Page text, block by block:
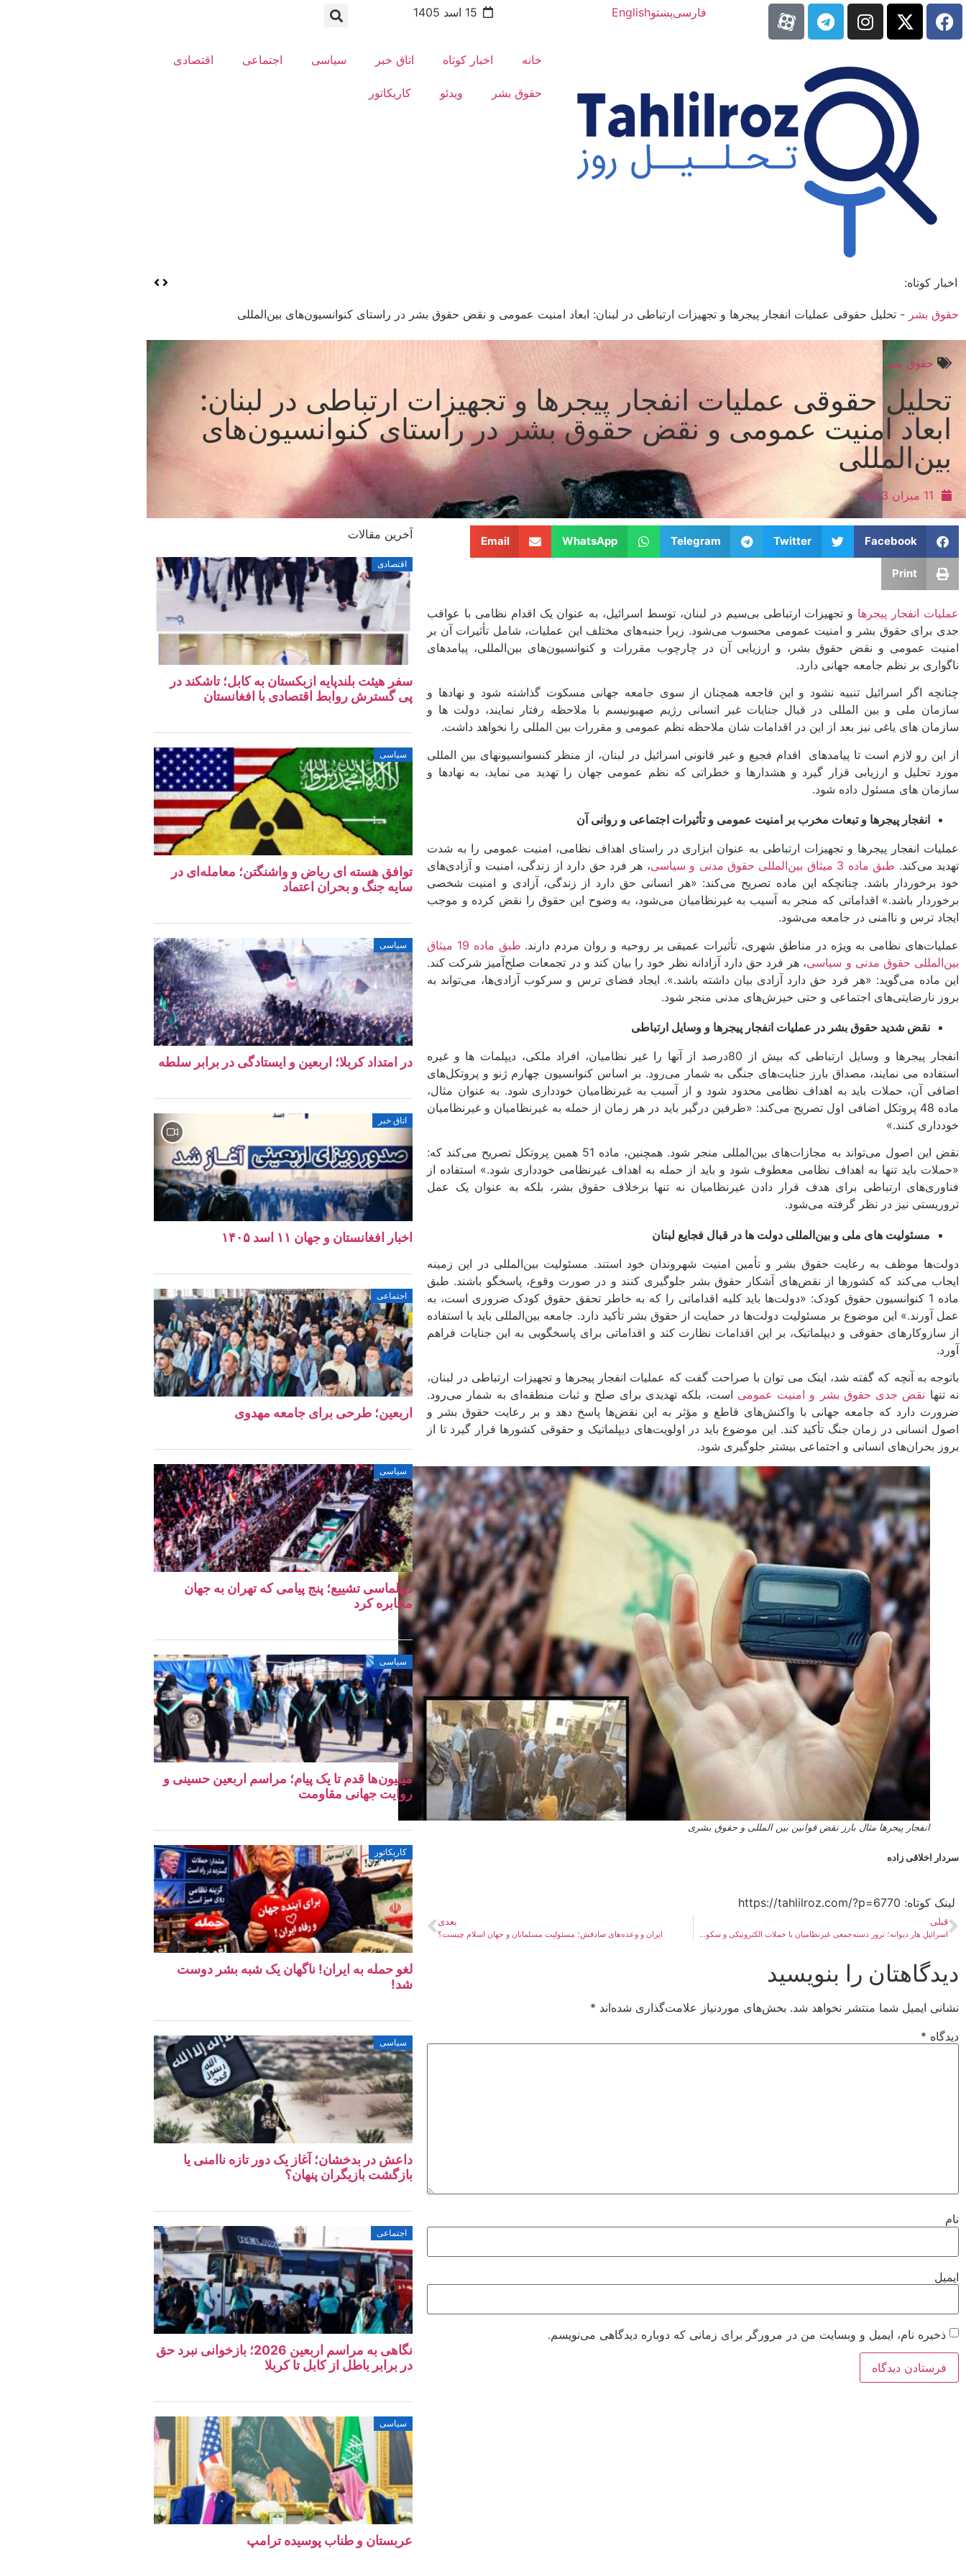
فارسیپښتوEnglish 15 اسد 1405
خانه اخبار کوتاه اتاق خبر سیاسی اجتماعی اقتصادی
حقوق بشر ویدئو کاریکاتور
اخبار کوتاه:
حقوق بشر - تحلیل حقوقی عملیات انفجار پیجرها و تجهیزات ارتباطی در لبنان: ابعاد امنیت عمومی و نقض حقوق بشر در راستای کنوانسیون‌های بین‌المللی
حقوق بشر
تحلیل حقوقی عملیات انفجار پیجرها و تجهیزات ارتباطی در لبنان:
ابعاد امنیت عمومی و نقض حقوق بشر در راستای کنوانسیون‌های
بین‌المللی
11 میزان 1403
Facebook
Twitter
Telegram
WhatsApp
Email
Print
عملیات انفجار پیجرها و تجهیزات ارتباطی بی‌سیم در لبنان، توسط اسرائیل، به عنوان یک اقدام نظامی با عواقب
جدی برای حقوق بشر و امنیت عمومی محسوب می‌شود. زیرا جنبه‌های مختلف این عملیات، شامل تأثیرات آن بر
امنیت عمومی و نقض حقوق بشر، و ارزیابی آن در چارچوب مقررات و کنوانسیون‌های بین‌المللی، پیامدهای
ناگواری بر نظم جامعه جهانی دارد.
چنانچه اگر اسرائیل تنبیه نشود و این فاجعه همچنان از سوی جامعه جهانی مسکوت گذاشته شود و نهادها و
سازمان ملی و بین المللی در قبال جنایات غیر انسانی رژیم صهیونیسم با ملاحظه رفتار نمایند، دولت ها و
سازمان های یاغی نیز بعد از این در اقدامات شان ملاحظه نظم عمومی و مقررات بین المللی را نخواهد داشت.
از این رو لازم است تا پیامدهای اقدام فجیع و غیر قانونی اسرائیل در لبنان، از منظر کنسوانسیونهای بین المللی
مورد تحلیل و ارزیابی قرار گیرد و هشدارها و خطراتی که نظم عمومی جهان را تهدید می نماید، به نهادها و
سازمان های مسئول داده شود.
انفجار پیجرها و تبعات مخرب بر امنیت عمومی و تأثیرات اجتماعی و روانی آن
عملیات انفجار پیجرها و تجهیزات ارتباطی به عنوان ابزاری در راستای اهداف نظامی، امنیت عمومی را به شدت
تهدید می‌کند. طبق ماده 3 میثاق بین‌المللی حقوق مدنی و سیاسی
، هر فرد حق دارد از زندگی، امنیت و آزادی‌های
خود برخوردار باشد. چنانچکه این ماده تصریح می‌کند: «هر انسانی حق دارد از زندگی، آزادی و امنیت شخصی
برخوردار باشد.» اقداماتی که منجر به آسیب به غیرنظامیان می‌شود، به وضوح این حقوق را نقض کرده و موجب
ایجاد ترس و ناامنی در جامعه می‌شود.
عملیات‌های نظامی به ویژه در مناطق شهری، تأثیرات عمیقی بر روحیه و روان مردم دارند.
طبق ماده 19 میثاق
بین‌المللی حقوق مدنی و سیاسی، هر فرد حق دارد آزادانه نظر خود را بیان کند و در تجمعات صلح‌آمیز شرکت کند.
این ماده می‌گوید: «هر فرد حق دارد آزادی بیان داشته باشد.». ایجاد فضای ترس و سرکوب آزادی‌ها، می‌تواند به
بروز نارضایتی‌های اجتماعی و حتی خیزش‌های مدنی منجر شود.
نقض شدید حقوق بشر در عملیات انفجار پیجرها و وسایل ارتباطی
انفجار پیجرها و وسایل ارتباطی که بیش از 80درصد از آنها را غیر نظامیان، افراد ملکی، دیپلمات ها و غیره
استفاده می نمایند، مصداق بارز جنایت‌های جنگی به شمار می‌رود. بر اساس کنوانسیون چهارم ژنو و پروتکل‌های
اضافی آن، حملات باید به اهداف نظامی محدود شود و از آسیب به غیرنظامیان خودداری شود. به عنوان مثال،
ماده 48 پروتکل اضافی اول تصریح می‌کند: «طرفین درگیر باید در هر زمان از حمله به غیرنظامیان و غیرنظامیان
خودداری کنند.»
نقض این اصول می‌تواند به مجازات‌های بین‌المللی منجر شود. همچنین، ماده 51 همین پروتکل تصریح می‌کند که:
«حملات باید تنها به اهداف نظامی معطوف شود و باید از حمله به اهداف غیرنظامی خودداری شود.» استفاده از
فناوری‌های ارتباطی برای هدف قرار دادن غیرنظامیان نه تنها برخلاف حقوق بشر، بلکه به عنوان یک عمل
تروریستی نیز در نظر گرفته می‌شود.
مسئولیت های ملی و بین‌المللی دولت ها در قبال فجایع لبنان
دولت‌ها موظف به رعایت حقوق بشر و تأمین امنیت شهروندان خود استند. مسئولیت بین‌المللی در این زمینه
ایجاب می‌کند که کشورها از نقض‌های آشکار حقوق بشر جلوگیری کنند و در صورت وقوع، پاسخگو باشند. طبق
ماده 1 کنوانسیون حقوق کودک: «دولت‌ها باید کلیه اقداماتی را که به خاطر تحقق حقوق کودک ضروری است، به
عمل آورند.» این موضوع بر مسئولیت دولت‌ها در حمایت از حقوق بشر تأکید دارد. جامعه بین‌المللی باید با استفاده
از سازوکارهای حقوقی و دیپلماتیک، بر این اقدامات نظارت کند و اقداماتی برای پاسخگویی به این جنایات فراهم
آورد.
باتوجه به آنچه که گفته شد، اینک می توان با صراحت گفت که عملیات انفجار پیجرها و تجهیزات ارتباطی در لبنان،
نه تنها نقض جدی حقوق بشر و امنیت عمومی است، بلکه تهدیدی برای صلح و ثبات منطقه‌ای به شمار می‌رود.
ضرورت دارد که جامعه جهانی با واکنش‌های قاطع و مؤثر به این نقض‌ها پاسخ دهد و بر رعایت حقوق بشر و
اصول انسانی در زمان جنگ تأکید کند. این موضوع باید در اولویت‌های دیپلماتیک و حقوقی کشورها قرار گیرد تا از
بروز بحران‌های انسانی و اجتماعی بیشتر جلوگیری شود.
انفجار پیجرها مثال بارز نقض قوانین بین المللی و حقوق بشری
سردار اخلاقی زاده
لینک کوتاه:​ https://tahlilroz.com/?p=6770
قبلی
اسرائیلِ هار دیوانه؛ ترور دسته‌جمعی غیرنظامیان با حملات الکترونیکی و سکوت جامعه‌ی جهانی
بعدی
ایران و وعده‌های صادقش؛ مسئولیت مسلمانان و جهان اسلام چیست؟
دیدگاهتان را بنویسید
نشانی ایمیل شما منتشر نخواهد شد. بخش‌های موردنیاز علامت‌گذاری شده‌اند *
دیدگاه *
نام
ایمیل
ذخیره نام، ایمیل و وبسایت من در مرورگر برای زمانی که دوباره دیدگاهی می‌نویسم.
آخرین مقالات
اقتصادی
سفر هیئت بلندپایه ازبکستان به کابل؛ تاشکند در
پی گسترش روابط اقتصادی با افغانستان
سیاسی
توافق هسته‌ ای ریاض و واشنگتن؛ معامله‌ای در
سایه جنگ و بحران اعتماد
سیاسی
در امتداد کربلا؛ اربعین و ایستادگی در برابر سلطه
اتاق خبر
اخبار افغانستان و جهان ۱۱ اسد ۱۴۰۵
اجتماعی
اربعین؛ طرحی برای جامعه مهدوی
سیاسی
دیپلماسی تشییع؛ پنج پیامی که تهران به جهان
مخابره کرد
سیاسی
میلیون‌ها قدم تا یک پیام؛ مراسم اربعین حسینی و
روایت جهانی مقاومت
کاریکاتور
لغو حمله به ایران! ناگهان یک شبه بشر دوست
شد!
سیاسی
داعش در بدخشان؛ آغاز یک دور تازه ناامنی یا
بازگشت بازیگران پنهان؟
اجتماعی
نگاهی به مراسم اربعین 2026؛ بازخوانی نبرد حق
در برابر باطل از کابل تا کربلا
سیاسی
عربستان و طناب پوسیده ترامپ